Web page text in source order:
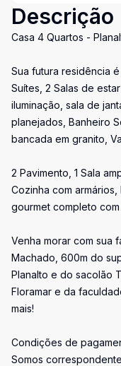
Descrição
Casa 4 Quartos -
Sua futura residência
Suítes, 2 Salas de
iluminação, sala de
planejados, Banheiro
bancada em granito,
2 Pavimento, 1 Sala
Cozinha com
gourmet completo
Venha morar com sua
Machado, 600m do
Planalto e do sacolão
Floramar e da
mais!
Condições de
Somos